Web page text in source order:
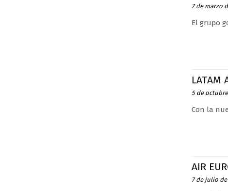
7 de marzo
El grupo
LATAM
5 de
Con la
AIR
7 de julio de